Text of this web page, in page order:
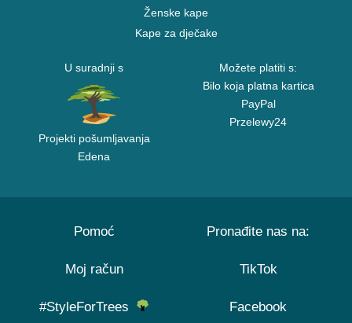
Ženske kape
Kape za dječake
U suradnji s
Projekti pošumljavanja
Edena
Možete platiti s:
Bilo koja platna kartica
PayPal
Przelewy24
Pomoć
Moj račun
#StyleForTrees
Pronađite nas na:
TikTok
Facebook